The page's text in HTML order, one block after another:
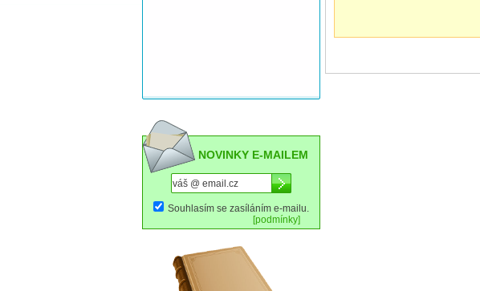
NOVINKY E-MAILEM
Souhlasím se zasíláním e-mailu.
[podmínky]